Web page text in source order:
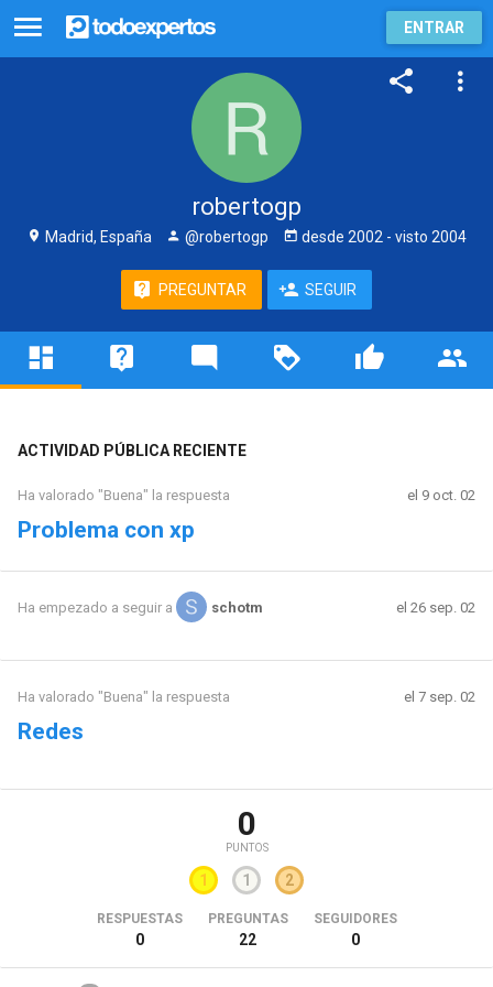
ENTRAR
robertogp
Madrid, España @robertogp desde 2002 - visto 2004
PREGUNTAR SEGUIR
ACTIVIDAD PÚBLICA RECIENTE
Ha valorado "Buena" la respuesta el 9 oct. 02
Problema con xp
Ha empezado a seguir a schotm el 26 sep. 02
Ha valorado "Buena" la respuesta el 7 sep. 02
Redes
0
PUNTOS
1 1 2
RESPUESTAS
0
PREGUNTAS
22
SEGUIDORES
0